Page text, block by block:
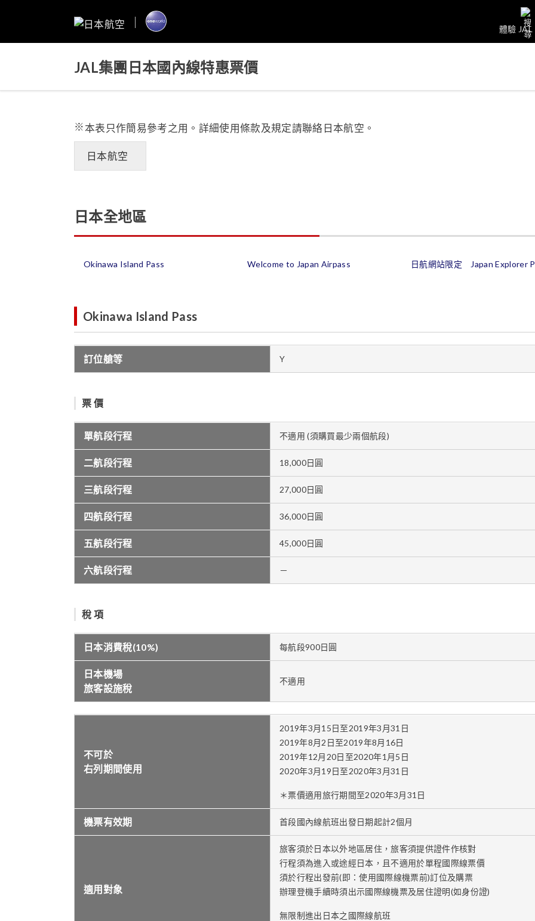
體驗 JAL
JAL集團日本國內線特惠票價
本表只作簡易參考之用。詳細使用條款及規定請聯絡日本航空。
日本航空
日本全地區
Okinawa Island Pass Welcome to Japan Airpass 日航網站限定 Japan Explorer
Okinawa Island Pass
訂位艙等 Y
票 價
單航段行程 不適用 (須購買最少兩個航段)
二航段行程 18,000日圓
三航段行程 27,000日圓
四航段行程 36,000日圓
五航段行程 45,000日圓
六航段行程 －
稅 項
日本消費稅(10%) 每航段900日圓
日本機場
旅客設施稅
不適用
不可於
右列期間使用
2019年3月15日至2019年3月31日
2019年8月2日至2019年8月16日
2019年12月20日至2020年1月5日
2020年3月19日至2020年3月31日
＊票價適用旅行期間至2020年3月31日
機票有效期 首段國內線航班出發日期起計2個月
適用對象
旅客須於日本以外地區居住，旅客須提供證件作核對
行程須為進入或途經日本，且不適用於單程國際線票價
須於行程出發前(即：使用國際線機票前)訂位及購票
辦理登機手續時須出示國際線機票及居住證明(如身份證)
無限制進出日本之國際線航班